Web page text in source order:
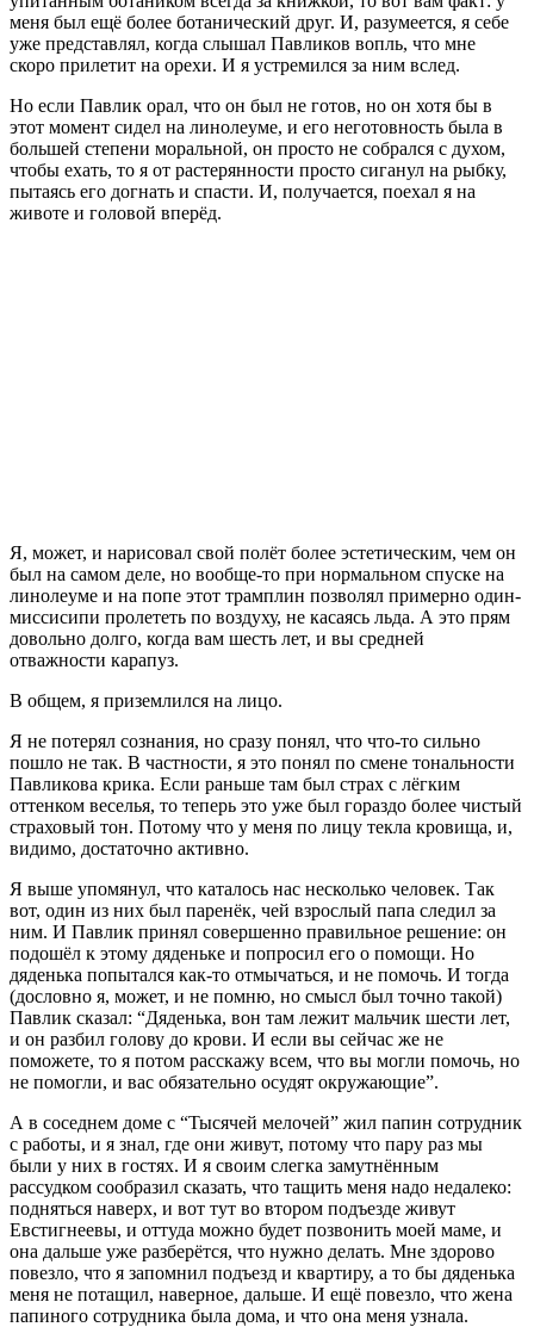
меня был ещё более ботанический друг. И, разумеется, я себе
уже представлял, когда слышал Павликов вопль, что мне
скоро прилетит на орехи. И я устремился за ним вслед.
Но если Павлик орал, что он был не готов, но он хотя бы в
этот момент сидел на линолеуме, и его неготовность была в
большей степени моральной, он просто не собрался с духом,
чтобы ехать, то я от растерянности просто сиганул на рыбку,
пытаясь его догнать и спасти. И, получается, поехал я на
животе и головой вперёд.
Я, может, и нарисовал свой полёт более эстетическим, чем он
был на самом деле, но вообще-то при нормальном спуске на
линолеуме и на попе этот трамплин позволял примерно один-
миссисипи пролететь по воздуху, не касаясь льда. А это прям
довольно долго, когда вам шесть лет, и вы средней
отважности карапуз.
В общем, я приземлился на лицо.
Я не потерял сознания, но сразу понял, что что-то сильно
пошло не так. В частности, я это понял по смене тональности
Павликова крика. Если раньше там был страх с лёгким
оттенком веселья, то теперь это уже был гораздо более чистый
страховый тон. Потому что у меня по лицу текла кровища, и,
видимо, достаточно активно.
Я выше упомянул, что каталось нас несколько человек. Так
вот, один из них был паренёк, чей взрослый папа следил за
ним. И Павлик принял совершенно правильное решение: он
подошёл к этому дяденьке и попросил его о помощи. Но
дяденька попытался как-то отмычаться, и не помочь. И тогда
(дословно я, может, и не помню, но смысл был точно такой)
Павлик сказал: “Дяденька, вон там лежит мальчик шести лет,
и он разбил голову до крови. И если вы сейчас же не
поможете, то я потом расскажу всем, что вы могли помочь, но
не помогли, и вас обязательно осудят окружающие”.
А в соседнем доме с “Тысячей мелочей” жил папин сотрудник
с работы, и я знал, где они живут, потому что пару раз мы
были у них в гостях. И я своим слегка замутнённым
рассудком сообразил сказать, что тащить меня надо недалеко:
подняться наверх, и вот тут во втором подъезде живут
Евстигнеевы, и оттуда можно будет позвонить моей маме, и
она дальше уже разберётся, что нужно делать. Мне здорово
повезло, что я запомнил подъезд и квартиру, а то бы дяденька
меня не потащил, наверное, дальше. И ещё повезло, что жена
папиного сотрудника была дома, и что она меня узнала.